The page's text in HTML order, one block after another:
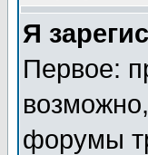
Я
Первое:
форумы